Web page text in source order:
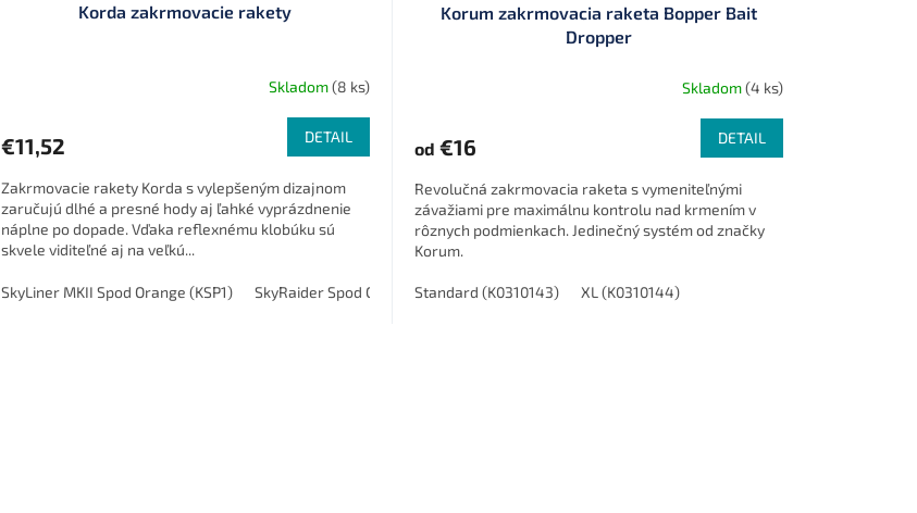
Korda zakrmovacie rakety
Skladom(8 ks)
€11,52 DETAIL
Zakrmovacie rakety Korda s vylepšeným dizajnom
zaručujú dlhé a presné hody aj ľahké vyprázdnenie
náplne po dopade. Vďaka reflexnému klobúku sú
skvele viditeľné aj na veľkú...
SkyLiner MKII Spod Orange (KSP1) SkyRaider Spod Orange (KSP5)
Korum zakrmovacia raketa Bopper Bait
Dropper
Skladom(4 ks)
od €16 DETAIL
Revolučná zakrmovacia raketa s vymeniteľnými
závažiami pre maximálnu kontrolu nad krmením v
rôznych podmienkach. Jedinečný systém od značky
Korum.
Standard (K0310143) XL (K0310144)